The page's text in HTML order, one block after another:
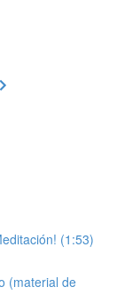
(1:53)
(material de